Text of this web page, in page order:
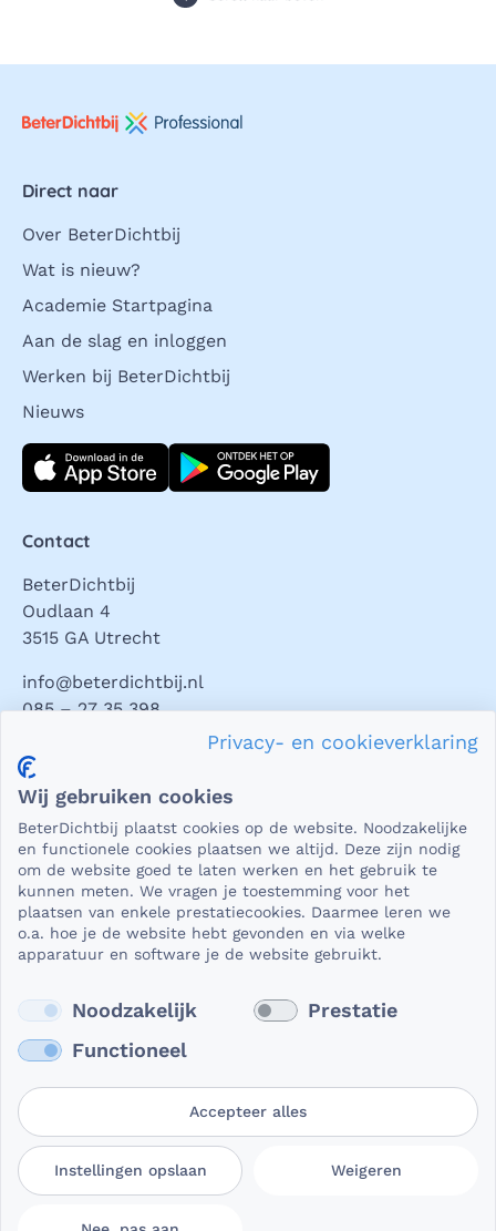
Direct naar
Over BeterDichtbij
Wat is nieuw?
Academie Startpagina
Aan de slag en inloggen
Werken bij BeterDichtbij
Nieuws
Download direct
Contact
BeterDichtbij
Oudlaan 4
3515 GA Utrecht
info@beterdichtbij.nl
085 – 27 35 398
Privacy en veiligheid
essentieel dat die beveiligd worden uitgewisseld. En dat
die gegevens niet in verkeerde handen vallen. Daar kun je
op rekenen bij BeterDichtbij.
Lees verder
Gebruikersvoorwaarden
Privacy- en
cookieverklaring
Cookievoorkeuren
Privacy- en cookieverklaring
Wij gebruiken cookies
BeterDichtbij plaatst cookies op de website. Noodzakelijke
en functionele cookies plaatsen we altijd. Deze zijn nodig
om de website goed te laten werken en het gebruik te
kunnen meten. We vragen je toestemming voor het
plaatsen van enkele prestatiecookies. Daarmee leren we
o.a. hoe je de website hebt gevonden en via welke
apparatuur en software je de website gebruikt.
Noodzakelijk
Prestatie
Functioneel
Accepteer alles
Instellingen opslaan Weigeren